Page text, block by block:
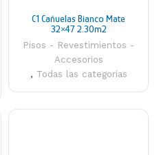
C1 Cañuelas Bianco Mate
32×47 2.30m2
Pisos - Revestimientos -
Accesorios
, Todas las categorias